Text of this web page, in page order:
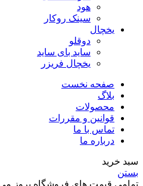
هود
سینک روکار
یخچال
دوقلو
ساید بای ساید
یخچال فریزر
صفحه نخست
بلاگ
محصولات
قوانین و مقررات
تماس با ما
درباره ما
سبد خرید
بستن